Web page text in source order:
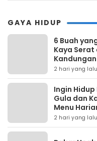
GAYA HIDUP
6 Buah
Kaya
2 hari yang lalu
Ingin Hidup
Gula dan
Menu
2 hari yang lalu